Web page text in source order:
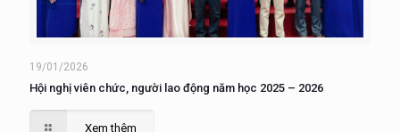
19/01/2026
Hội nghị viên chức, người lao động năm học 2025 – 2026
Xem thêm